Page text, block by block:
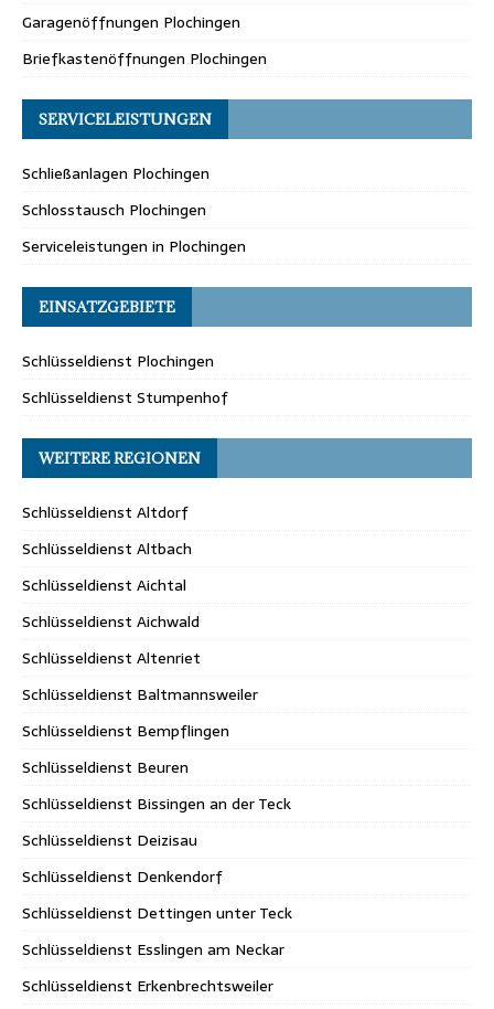
Garagenöffnungen Plochingen
Briefkastenöffnungen Plochingen
SERVICELEISTUNGEN
Schließanlagen Plochingen
Schlosstausch Plochingen
Serviceleistungen in Plochingen
EINSATZGEBIETE
Schlüsseldienst Plochingen
Schlüsseldienst Stumpenhof
WEITERE REGIONEN
Schlüsseldienst Altdorf
Schlüsseldienst Altbach
Schlüsseldienst Aichtal
Schlüsseldienst Aichwald
Schlüsseldienst Altenriet
Schlüsseldienst Baltmannsweiler
Schlüsseldienst Bempflingen
Schlüsseldienst Beuren
Schlüsseldienst Bissingen an der Teck
Schlüsseldienst Deizisau
Schlüsseldienst Denkendorf
Schlüsseldienst Dettingen unter Teck
Schlüsseldienst Esslingen am Neckar
Schlüsseldienst Erkenbrechtsweiler